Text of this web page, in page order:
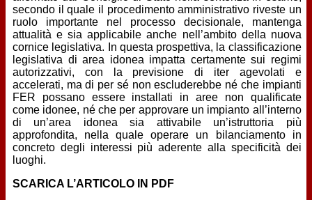
secondo il quale il procedimento amministrativo riveste un
ruolo importante nel processo decisionale, mantenga
attualità e sia applicabile anche nell’ambito della nuova
cornice legislativa. In questa prospettiva, la classificazione
legislativa di area idonea impatta certamente sui regimi
autorizzativi, con la previsione di iter agevolati e
accelerati, ma di per sé non escluderebbe né che impianti
FER possano essere installati in aree non qualificate
come idonee, né che per approvare un impianto all’interno
di un’area idonea sia attivabile un’istruttoria più
approfondita, nella quale operare un bilanciamento in
concreto degli interessi più aderente alla specificità dei
luoghi.
SCARICA L’ARTICOLO IN PDF